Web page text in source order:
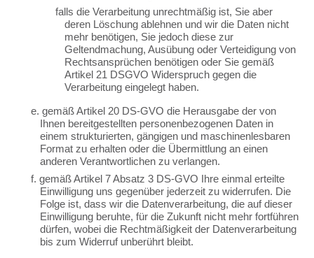
falls die Verarbeitung unrechtmäßig ist, Sie aber
deren Löschung ablehnen und wir die Daten nicht
mehr benötigen, Sie jedoch diese zur
Geltendmachung, Ausübung oder Verteidigung von
Rechtsansprüchen benötigen oder Sie gemäß
Artikel 21 DSGVO Widerspruch gegen die
Verarbeitung eingelegt haben.
e. gemäß Artikel 20 DS-GVO die Herausgabe der von
Ihnen bereitgestellten personenbezogenen Daten in
einem strukturierten, gängigen und maschinenlesbaren
Format zu erhalten oder die Übermittlung an einen
anderen Verantwortlichen zu verlangen.
f. gemäß Artikel 7 Absatz 3 DS-GVO Ihre einmal erteilte
Einwilligung uns gegenüber jederzeit zu widerrufen. Die
Folge ist, dass wir die Datenverarbeitung, die auf dieser
Einwilligung beruhte, für die Zukunft nicht mehr fortführen
dürfen, wobei die Rechtmäßigkeit der Datenverarbeitung
bis zum Widerruf unberührt bleibt.